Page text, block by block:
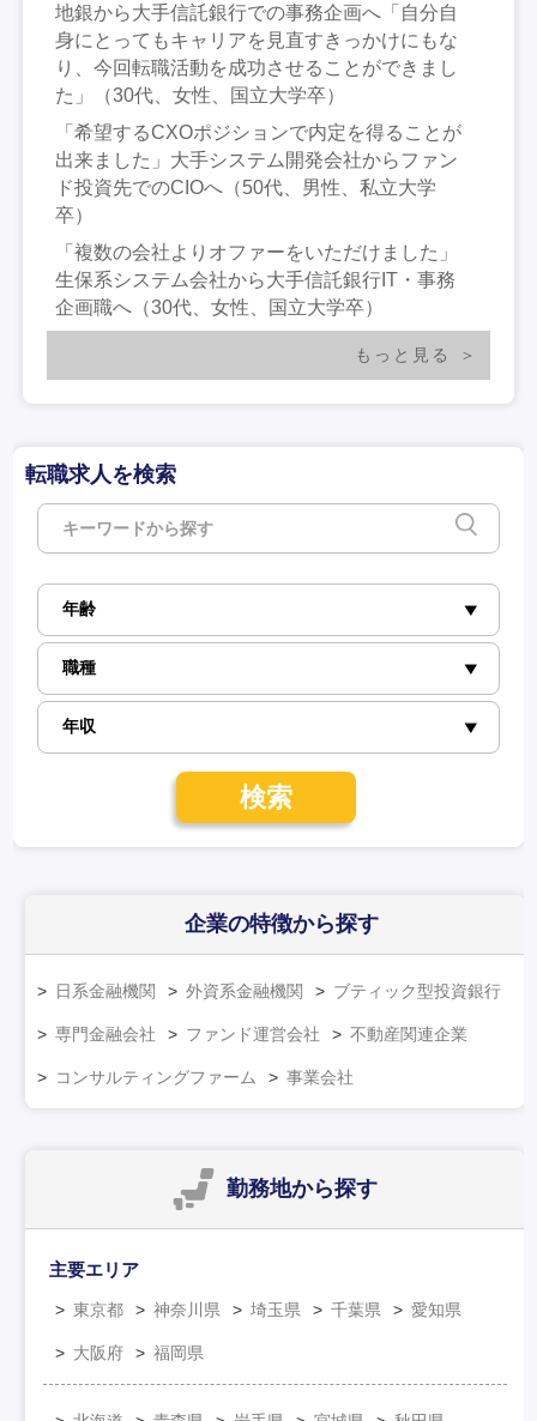
地銀から大手信託銀行での事務企画へ「自分自
身にとってもキャリアを見直すきっかけにもな
り、今回転職活動を成功させることができまし
た」（30代、女性、国立大学卒）
「希望するCXOポジションで内定を得ることが
出来ました」大手システム開発会社からファン
ド投資先でのCIOへ（50代、男性、私立大学
卒）
「複数の会社よりオファーをいただけました」
生保系システム会社から大手信託銀行IT・事務
企画職へ（30代、女性、国立大学卒）
もっと見る
転職求人を検索
検索
企業の特徴から探す
日系金融機関 外資系金融機関 ブティック型投資銀行
専門金融会社 ファンド運営会社 不動産関連企業
コンサルティングファーム 事業会社
勤務地から探す
主要エリア
東京都 神奈川県 埼玉県 千葉県 愛知県
大阪府 福岡県